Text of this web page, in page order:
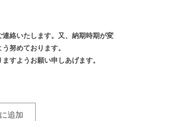
絡いたします。又、納期時期が変
努めております。
すようお願い申しあげます。
追加